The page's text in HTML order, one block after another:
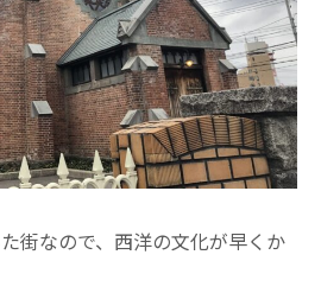
街なので、西洋の文化が早くか